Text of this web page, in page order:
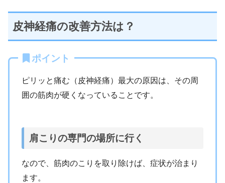
皮神経痛の改善方法は？
ポイント
ピリッと痛む（皮神経痛）最大の原因は、その周
囲の筋肉が硬くなっていることです。
肩こりの専門の場所に行く
なので、筋肉のこりを取り除けば、症状が治まり
ます。